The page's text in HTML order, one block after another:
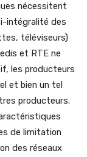
nécessitent
intégralité des
téléviseurs)
et RTE ne
les producteurs
et bien un tel
producteurs.
de limitation
des réseaux